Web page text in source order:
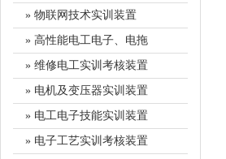
» 物联网技术实训装置
» 高性能电工电子、电拖
» 维修电工实训考核装置
» 电机及变压器实训装置
» 电工电子技能实训装置
» 电子工艺实训考核装置